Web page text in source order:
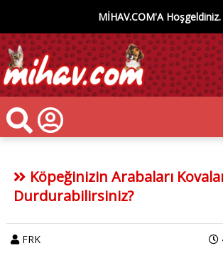
MİHAV.COM'A Hoşgeldiniz.
Köpeğinizin Arabaları
Durdurabilirsiniz?
FRK